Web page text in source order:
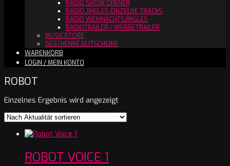
RADIO SHOW OPENER
RADIO JINGLES EINZELNE TRACKS
RADIO WEIHNACHTSJINGLES
RADIOTRAILER / WERBETRAILER
MUSICSTORE
GESCHENKE GUTSCHEINE
WARENKORB
LOGIN / MEIN KONTO
ROBOT
Einzelnes Ergebnis wird angezeigt
ROBOT VOICE 1